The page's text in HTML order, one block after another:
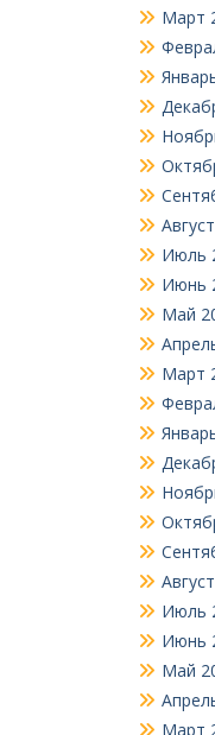
Март
Июль
Июнь
Май
Март
Июль
Июнь
Май
Март